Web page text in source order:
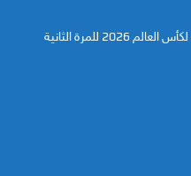
إسبانيا تتوج بطلة لكأس العالم 2026 للمرة الثانية